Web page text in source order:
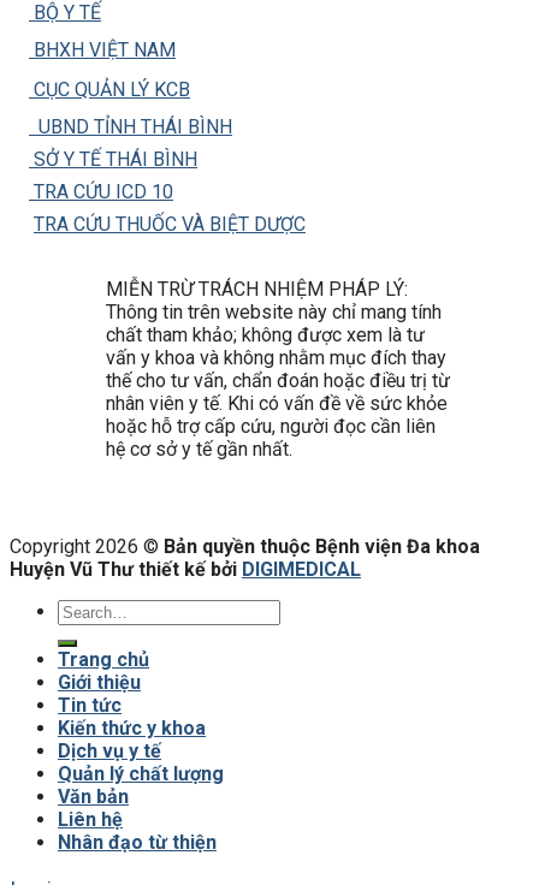
BỘ Y TẾ
BHXH VIỆT NAM
CỤC QUẢN LÝ KCB
UBND TỈNH THÁI BÌNH
SỞ Y TẾ THÁI BÌNH
TRA CỨU ICD 10
TRA CỨU THUỐC VÀ BIỆT DƯỢC
MIỄN TRỪ TRÁCH NHIỆM PHÁP LÝ:
Thông tin trên website này chỉ mang tính
chất tham khảo; không được xem là tư
vấn y khoa và không nhằm mục đích thay
thế cho tư vấn, chẩn đoán hoặc điều trị từ
nhân viên y tế. Khi có vấn đề về sức khỏe
hoặc hỗ trợ cấp cứu, người đọc cần liên
hệ cơ sở y tế gần nhất.
Copyright 2026 © Bản quyền thuộc Bệnh viện Đa khoa
Huyện Vũ Thư thiết kế bởi DIGIMEDICAL
Trang chủ
Giới thiệu
Tin tức
Kiến thức y khoa
Dịch vụ y tế
Quản lý chất lượng
Văn bản
Liên hệ
Nhân đạo từ thiện